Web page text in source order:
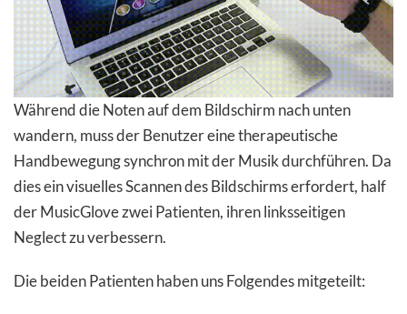
Während die Noten auf dem Bildschirm nach unten
wandern, muss der Benutzer eine therapeutische
Handbewegung synchron mit der Musik durchführen. Da
dies ein visuelles Scannen des Bildschirms erfordert, half
der MusicGlove zwei Patienten, ihren linksseitigen
Neglect zu verbessern.
Die beiden Patienten haben uns Folgendes mitgeteilt: